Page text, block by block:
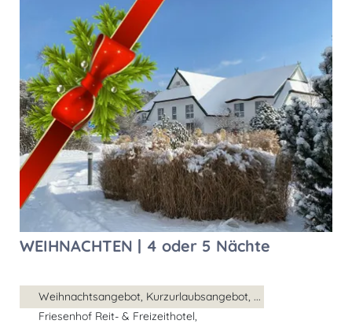
WEIHNACHTEN | 4 oder 5 Nächte
Weihnachtsangebot, Kurzurlaubsangebot, ...
Friesenhof Reit- & Freizeithotel,